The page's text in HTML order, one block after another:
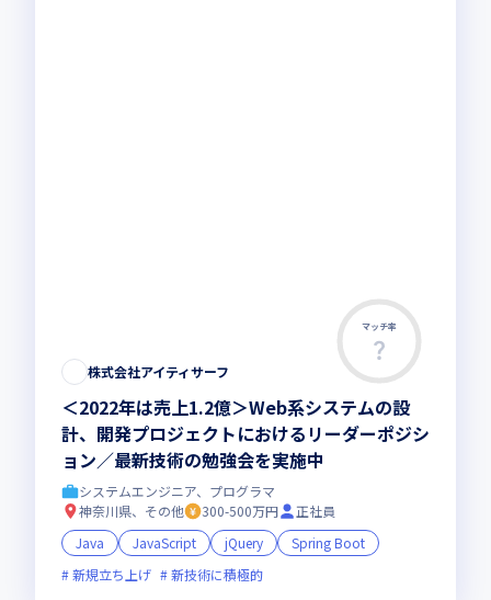
マッチ率
株式会社アイティサーフ
＜2022年は売上1.2億＞Web系システムの設
計、開発プロジェクトにおけるリーダーポジシ
ョン／最新技術の勉強会を実施中
システムエンジニア、プログラマ
神奈川県、その他
300-500万円
正社員
Java
JavaScript jQuery
Spring Boot
新規立ち上げ
新技術に積極的